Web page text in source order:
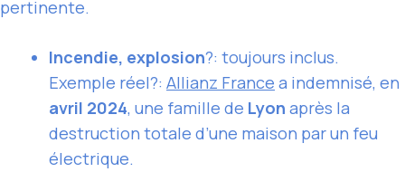
pertinente.
Incendie, explosion?: toujours inclus.
Exemple réel?: Allianz France a indemnisé, en
avril 2024, une famille de Lyon après la
destruction totale d’une maison par un feu
électrique.